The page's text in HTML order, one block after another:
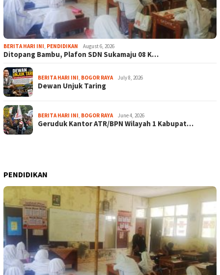
BERITA HARI INI, PENDIDIKAN August 6, 2026
Ditopang Bambu, Plafon SDN Sukamaju 08 K…
BERITA HARI INI, BOGOR RAYA July 8, 2026
Dewan Unjuk Taring
BERITA HARI INI, BOGOR RAYA June 4, 2026
Geruduk Kantor ATR/BPN Wilayah 1 Kabupat…
PENDIDIKAN